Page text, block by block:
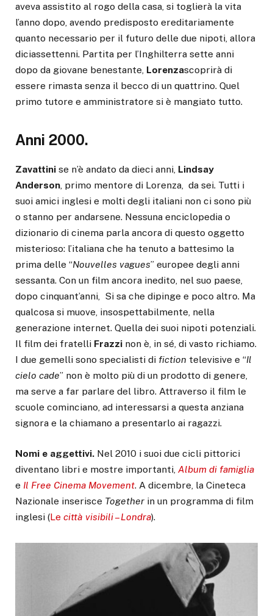
aveva assistito al rogo della casa, si toglierà la vita
l’anno dopo, avendo predisposto ereditariamente
quanto necessario per il futuro delle due nipoti, allora
diciassettenni. Partita per l’Inghilterra sette anni
dopo da giovane benestante, Lorenzascoprirà di
essere rimasta senza il becco di un quattrino. Quel
primo tutore e amministratore si è mangiato tutto.
Anni 2000.
Zavattini se n’è andato da dieci anni, Lindsay
Anderson , primo mentore di Lorenza, da sei. Tutti i
suoi amici inglesi e molti degli italiani non ci sono più
o stanno per andarsene. Nessuna enciclopedia o
dizionario di cinema parla ancora di questo oggetto
misterioso: l’italiana che ha tenuto a battesimo la
prima delle “Nouvelles vagues” europee degli anni
sessanta. Con un film ancora inedito, nel suo paese,
dopo cinquant’anni, Si sa che dipinge e poco altro. Ma
qualcosa si muove, insospettabilmente, nella
generazione internet. Quella dei suoi nipoti potenziali.
Il film dei fratelli Frazzi non è, in sé, di vasto richiamo.
I due gemelli sono specialisti di fiction televisive e “Il
cielo cade” non è molto più di un prodotto di genere,
ma serve a far parlare del libro. Attraverso il film le
scuole cominciano, ad interessarsi a questa anziana
signora e la chiamano a presentarlo ai ragazzi.
Nomi e aggettivi. Nel 2010 i suoi due cicli pittorici
diventano libri e mostre importanti, Album di famiglia
e Il Free Cinema Movement. A dicembre, la Cineteca
Nazionale inserisce Together in un programma di film
inglesi (Le città visibili–Londra).